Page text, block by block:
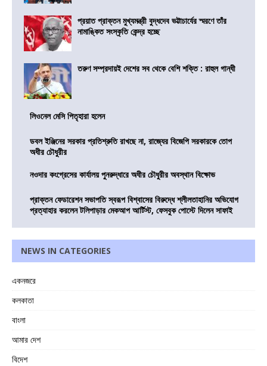
প্রয়াত প্রাক্তন মুখ্যমন্ত্রী বুদ্ধদেব ভট্টাচার্যের স্মরণে তাঁর
নামাঙ্কিত সংস্কৃতি কেন্দ্র হচ্ছে
তরুণ সম্প্রদায়ই দেশের সব থেকে বেশি শক্তি : রাহুল গান্ধী
লিওনেল মেসি পিতৃহারা হলেন
ডবল ইঞ্জিনের সরকার প্রতিশ্রুতি রাখছে না, রাজ্যের বিজেপি সরকারকে তোপ
অধীর চৌধুরীর
নওদার কংগ্রেসের কার্যালয় পুনরুদ্ধারে অধীর চৌধুরীর অবস্থান বিক্ষোভ
প্রাক্তন ফেডারেশন সভাপতি স্বরূপ বিশ্বাসের বিরুদ্ধে শ্লীলতাহানির অভিযোগ
প্রত্যাহার করলেন টলিপাড়ার মেকআপ আর্টিস্ট, ফেসবুক পোস্টে দিলেন সাফাই
NEWS IN CATEGORIES
একনজরে
কলকাতা
বাংলা
আমার দেশ
বিদেশ